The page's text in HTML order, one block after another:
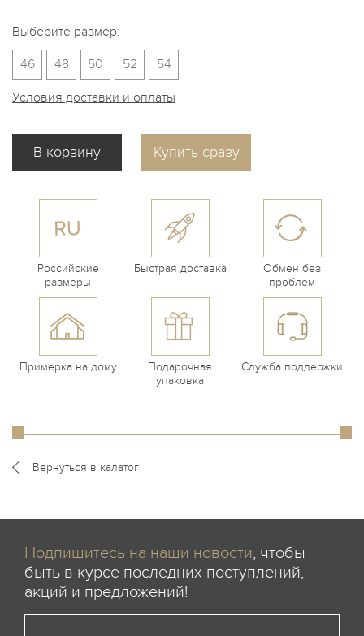
Выберите размер:
46
48 50 52 54
Условия доставки и оплаты
Купить сразу
Российские
размеры
Быстрая доставка
Обмен без
проблем
Примерка на дому
Подарочная
упаковка
Служба поддержки
Вернуться в калатог
Подпишитесь на наши новости, чтобы
быть в курсе последних поступлений,
акций и предложений!